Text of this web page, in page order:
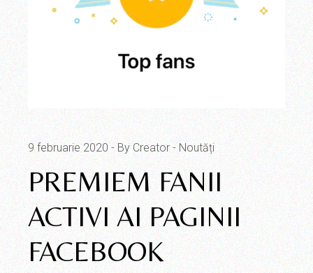
9 februarie 2020 By Creator Noutăți
PREMIEM FANII
ACTIVI AI PAGINII
FACEBOOK